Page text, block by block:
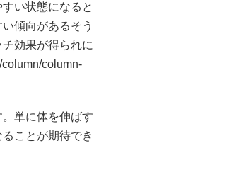
い状態になると
傾向があるそう
効果が得られに
column-
単に体を伸ばす
ことが期待でき